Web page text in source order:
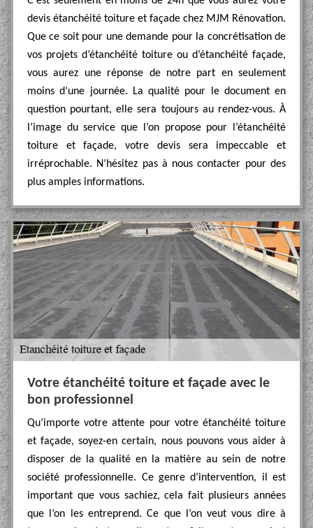
devis étanchéité toiture et façade chez MJM Rénovation.
Que ce soit pour une demande pour la concrétisation de
vos projets d’étanchéité toiture ou d’étanchéité façade,
vous aurez une réponse de notre part en seulement
moins d’une journée. La qualité pour le document en
question pourtant, elle sera toujours au rendez-vous. À
l’image du service que l’on propose pour l’étanchéité
toiture et façade, votre devis sera impeccable et
irréprochable. N’hésitez pas à nous contacter pour des
plus amples informations.
Votre étanchéité toiture et façade avec le
bon professionnel
Qu’importe votre attente pour votre étanchéité toiture
et façade, soyez-en certain, nous pouvons vous aider à
disposer de la qualité en la matière au sein de notre
société professionnelle. Ce genre d’intervention, il est
important que vous sachiez, cela fait plusieurs années
que l’on les entreprend. Ce que l’on veut vous dire à